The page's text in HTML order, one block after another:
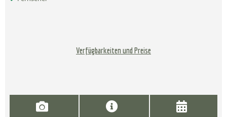
Verfügbarkeiten und Preise